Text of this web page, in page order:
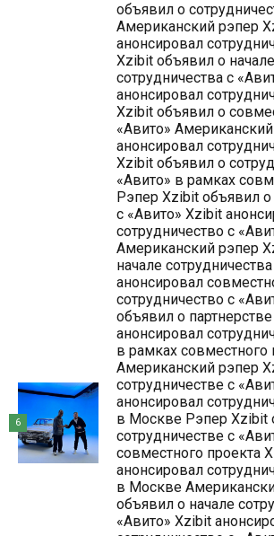
объявил о
Американский рэпер
анонсировал
Xzibit объявил о начале
сотрудничества с
анонсировал
Xzibit объявил о
«Авито»
анонсировал
Xzibit объявил о
«Авито» в рамках
Рэпер Xzibit объявил о
с «Авито» Xzibit
сотрудничество с
Американский рэпер
начале
анонсировал
сотрудничество с
объявил о
анонсировал
в рамках совместного
Американский рэпер
сотрудничестве с
анонсировал
в Москве Рэпер Xzibit
сотрудничестве с
совместного проекта
анонсировал
в Москве
объявил о начале
«Авито» Xzibit
6